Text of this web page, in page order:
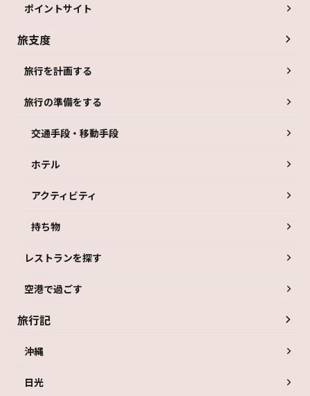
ポイントサイト
旅支度
旅行を計画する
旅行の準備をする
交通手段・移動手段
ホテル
アクティビティ
持ち物
レストランを探す
空港で過ごす
旅行記
沖縄
日光